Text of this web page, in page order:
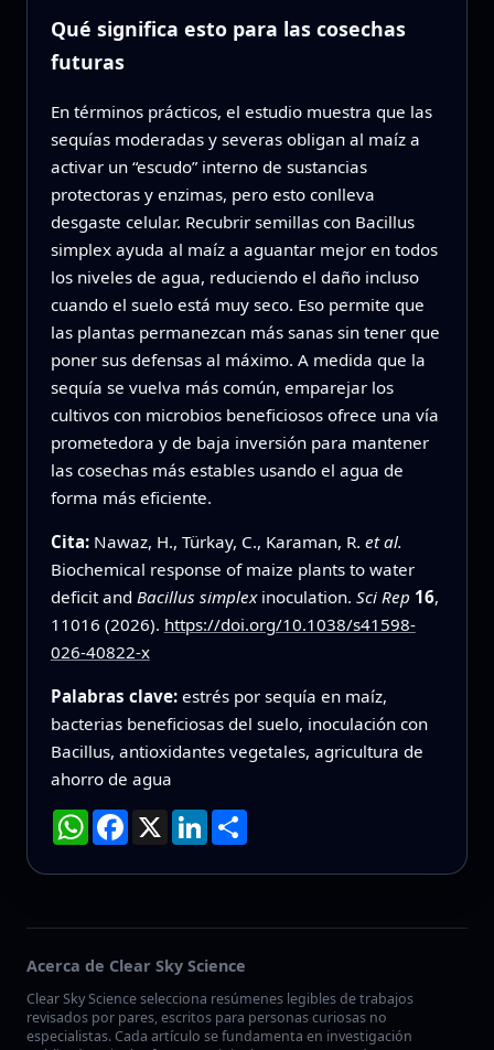
Qué significa esto para las cosechas
futuras
En términos prácticos, el estudio muestra que las
sequías moderadas y severas obligan al maíz a
activar un “escudo” interno de sustancias
protectoras y enzimas, pero esto conlleva
desgaste celular. Recubrir semillas con Bacillus
simplex ayuda al maíz a aguantar mejor en todos
los niveles de agua, reduciendo el daño incluso
cuando el suelo está muy seco. Eso permite que
las plantas permanezcan más sanas sin tener que
poner sus defensas al máximo. A medida que la
sequía se vuelva más común, emparejar los
cultivos con microbios beneficiosos ofrece una vía
prometedora y de baja inversión para mantener
las cosechas más estables usando el agua de
forma más eficiente.
Cita: Nawaz, H., Türkay, C., Karaman, R. et al.
Biochemical response of maize plants to water
deficit and Bacillus simplexinoculation. Sci Rep 16,
11016 (2026). https://doi.org/10.1038/s41598-
026-40822-x
Palabras clave: estrés por sequía en maíz,
bacterias beneficiosas del suelo, inoculación con
Bacillus, antioxidantes vegetales, agricultura de
ahorro de agua
WhatsApp
Facebook
X LinkedInCompartir
Acerca de Clear Sky Science
Clear Sky Science selecciona resúmenes legibles de trabajos
revisados por pares, escritos para personas curiosas no
especialistas. Cada artículo se fundamenta en investigación